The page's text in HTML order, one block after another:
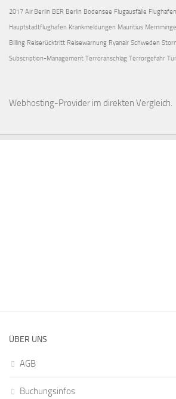
2017 Air Berlin BER Berlin Bodensee Flugausfälle
Hauptstadtflughafen Krankmeldungen Mauritius
Billing Reiserücktritt Reisewarnung Ryanair Schweden
Subscription-Management Terroranschlag Terrorgefahr
Webhosting-Provider im direkten Vergleich.
ÜBER UNS
AGB
Buchungsinfos